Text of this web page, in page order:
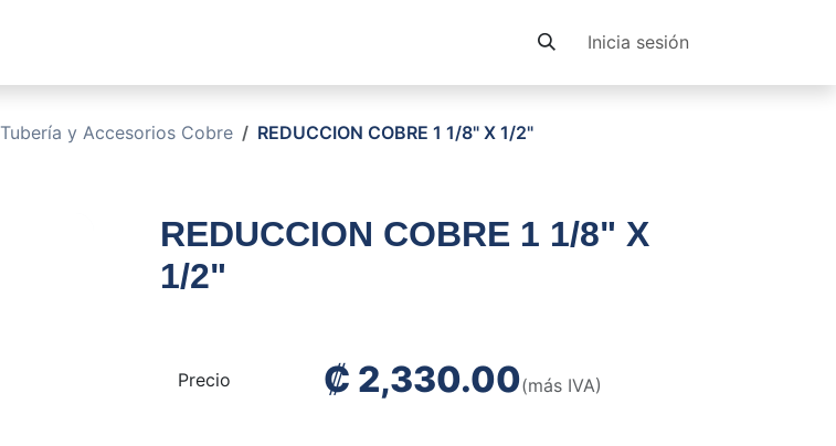
Inicia sesión
Tubería y Accesorios Cobre REDUCCION COBRE 1 1/8" X 1/2"
REDUCCION COBRE 1 1/8" X
1/2"
Precio ₡ 2,330.00(más IVA)